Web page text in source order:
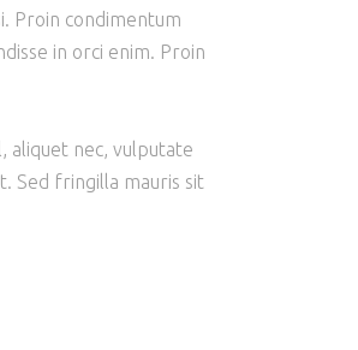
Proin condimentum
in orci enim. Proin
aliquet nec, vulputate
Sed fringilla mauris sit